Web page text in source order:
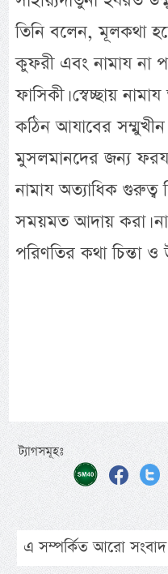
তিনি বলেন, মূলকথা
কুফরী এবং নামায না
ফাসিকী। স্বেচ্ছায়
কঠিন আযাবের সম্মুখীন
মুসলমানদের জন্য ফরয
নামায অত্যাধিক গুরুত্ব
সময়মত আদায় করা।
পরিণতির কথা চিন্তা ও
ট্যাগসমূহঃ
এ সম্পর্কিত আরো সংবাদ